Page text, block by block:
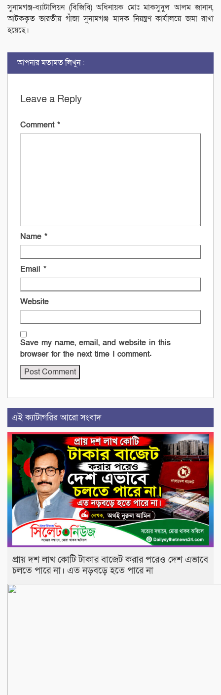
সুনামগঞ্জ-ব্যাটালিয়ন (বিজিবি) অধিনায়ক মোঃ মাকসুদুল আলম জানান,
আটককৃত ভারতীয় গাঁজা সুনামগঞ্জ মাদক নিয়ন্ত্রণ কার্যালয়ে জমা রাখা
হয়েছে।
আপনার মতামত লিখুন :
Leave a Reply
Comment *
Name *
Email *
Website
Save my name, email, and website in this
browser for the next time I comment.
এই ক্যাটাগরির আরো সংবাদ
প্রায় দশ লাখ কোটি টাকার বাজেট করার পরেও দেশ এভাবে
চলতে পারে না। এত নড়বড়ে হতে পারে না